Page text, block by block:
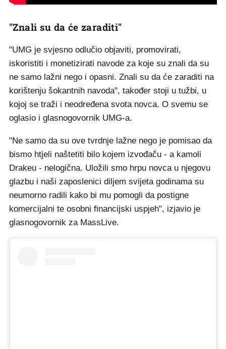
"Znali su da će zaraditi"
"UMG je svjesno odlučio objaviti, promovirati,
iskoristiti i monetizirati navode za koje su znali da su
ne samo lažni nego i opasni. Znali su da će zaraditi na
korištenju šokantnih navoda", također stoji u tužbi, u
kojoj se traži i neodređena svota novca. O svemu se
oglasio i glasnogovornik UMG-a.
"Ne samo da su ove tvrdnje lažne nego je pomisao da
bismo htjeli naštetiti bilo kojem izvođaču - a kamoli
Drakeu - nelogična. Uložili smo hrpu novca u njegovu
glazbu i naši zaposlenici diljem svijeta godinama su
neumorno radili kako bi mu pomogli da postigne
komercijalni te osobni financijski uspjeh", izjavio je
glasnogovornik za MassLive.